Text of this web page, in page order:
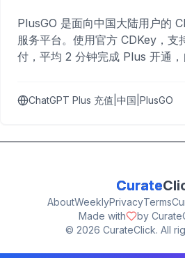
PlusGO 是面向中国大陆用户的
服务平台。使用官方 CDKey，支
付，平均 2 分钟完成 Plus 开通
ChatGPT Plus 充值|中国|PlusGO
Curate
AboutWeeklyPrivacyTerms
Made with
by
© 2026 CurateClick. All